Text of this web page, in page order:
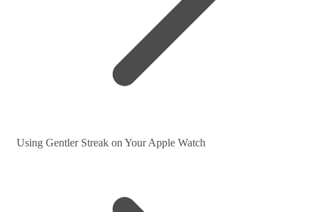
Using Gentler Streak on Your Apple Watch